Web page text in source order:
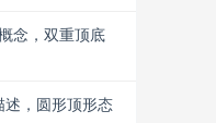
念，双重顶底
述，圆形顶形态